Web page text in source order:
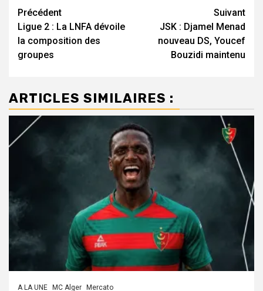
Navigation
d’article
Précédent
Ligue 2 : La LNFA dévoile
la composition des
groupes
Suivant
JSK : Djamel Menad
nouveau DS, Youcef
Bouzidi maintenu
ARTICLES SIMILAIRES :
A LA UNE MC Alger Mercato